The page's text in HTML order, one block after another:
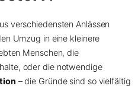
verschiedensten Anlässen
Umzug in eine kleinere
Menschen, die
oder die notwendige
– die Gründe sind so vielfältig